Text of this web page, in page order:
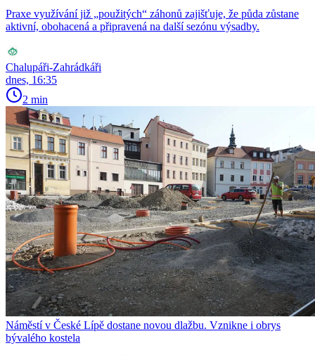
Praxe využívání již „použitých“ záhonů zajišťuje, že půda zůstane
aktivní, obohacená a připravená na další sezónu výsadby.
Chalupáři-Zahrádkáři
dnes, 16:35
2 min
Náměstí v České Lípě dostane novou dlažbu. Vznikne i obrys
bývalého kostela